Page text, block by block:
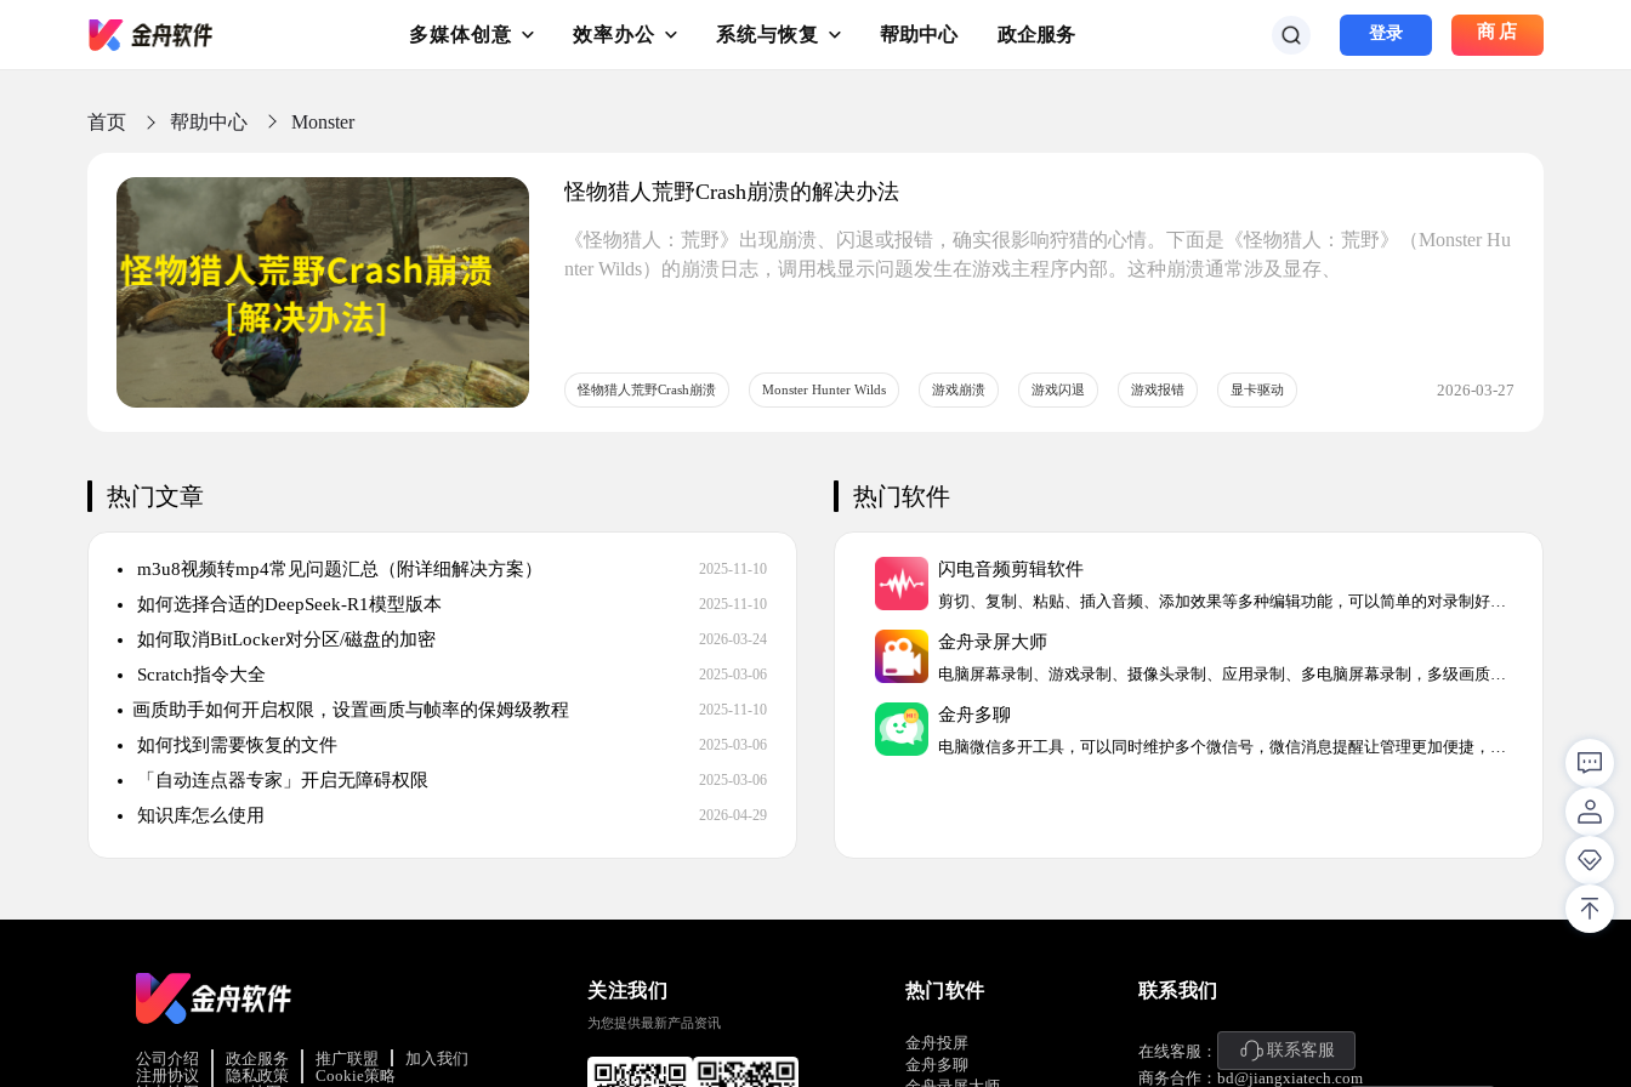
多媒体创意 效率办公 系统与恢复 帮助中心 政企服务 登录 商店
首页 帮助中心 Monster
​怪物猎人荒野Crash崩溃的解决办法
《怪物猎人：荒野》出现崩溃、闪退或报错，确实很影响狩猎的心情。下面是《怪物猎人：荒野》（Monster Hu
nter Wilds）的崩溃日志，调用栈显示问题发生在游戏主程序内部。这种崩溃通常涉及显存、
​怪物猎人荒野Crash崩溃 Monster Hunter Wilds 游戏崩溃 游戏闪退 游戏报错 显卡驱动 2026-03-27
热门文章
m3u8视频转mp4常见问题汇总（附详细解决方案） 2025-11-10
如何选择合适的DeepSeek-R1模型版本 2025-11-10
如何取消BitLocker对分区/磁盘的加密 2026-03-24
Scratch指令大全 2025-03-06
​画质助手如何开启权限，设置画质与帧率的保姆级教程 2025-11-10
如何找到需要恢复的文件 2025-03-06
「自动连点器专家」开启无障碍权限 2025-03-06
知识库怎么使用 2026-04-29
热门软件
闪电音频剪辑软件
金舟录屏大师
金舟多聊
公司介绍 政企服务 推广联盟
加入我们
注册协议
隐私政策
Cookie策略
关注我们
为您提供最新产品资讯
热门软件
金舟投屏
金舟多聊
联系我们
在线客服：
联系客服
商务合作：bd@jiangxiatech.com